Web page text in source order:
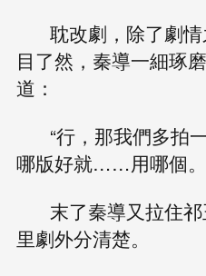
耽改劇，除了劇
目了然，秦導一細琢
道：
“行，那我們多拍
哪版好就……用哪個
末了秦導又拉住
里劇外分清楚。